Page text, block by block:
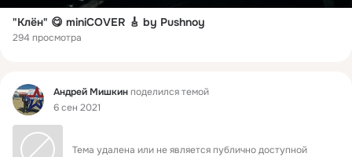
"Клён" 😋 miniCOVER 🎸 by Pushnoy
294 просмотра
Фид Андрей Мишкинподелился темой
6 сен 2021
Тема удалена или не является публично доступной